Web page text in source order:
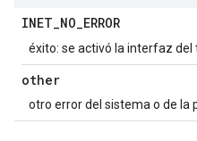
INET_NO_ERROR
éxito: se activó la interfaz del
other
otro error del sistema o de la